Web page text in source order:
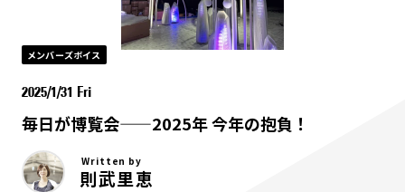
メンバーズボイス
2025/1/31 Fri
毎日が博覧会——2025年 今年の抱負！
Written by
則武里恵